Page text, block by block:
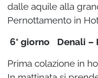
dalle aquile alla
Pernottamento in
6° giorno Denali –
Prima colazione in